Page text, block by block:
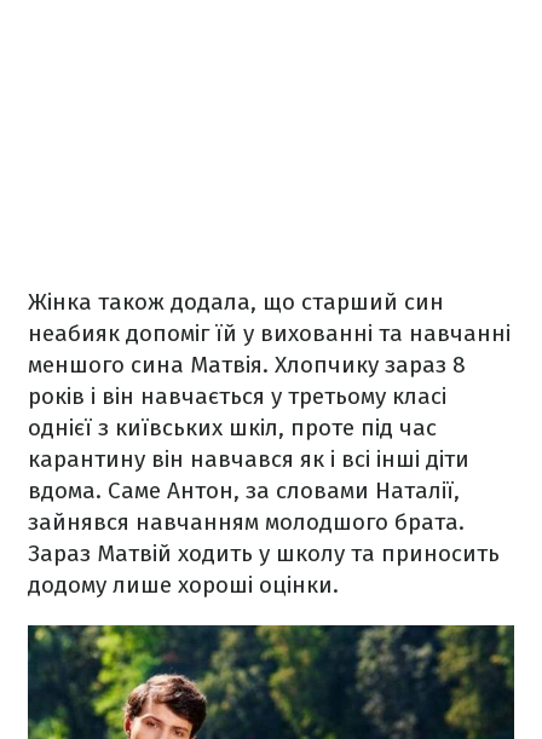
Жінка також додала, що старший син
неабияк допоміг їй у вихованні та навчанні
меншого сина Матвія. Хлопчику зараз 8
років і він навчається у третьому класі
однієї з київських шкіл, проте під час
карантину він навчався як і всі інші діти
вдома. Саме Антон, за словами Наталії,
зайнявся навчанням молодшого брата.
Зараз Матвій ходить у школу та приносить
додому лише хороші оцінки.